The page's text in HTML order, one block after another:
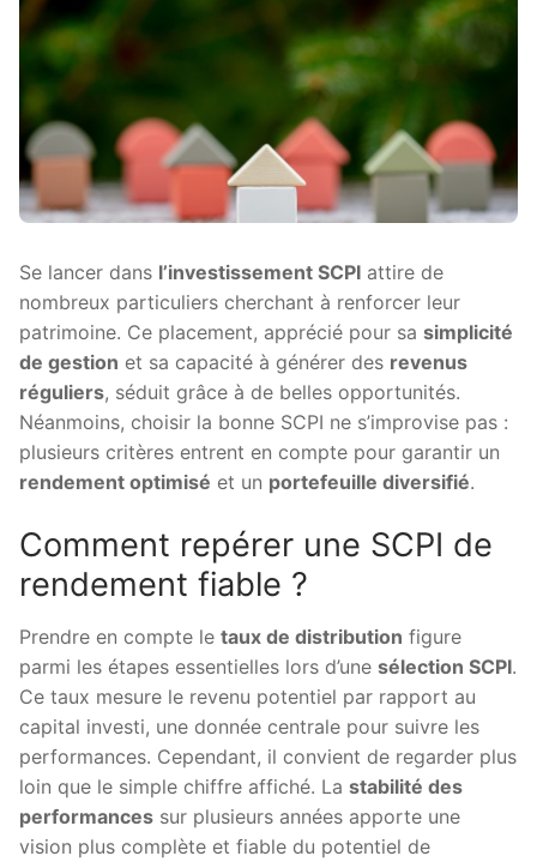
Se lancer dans l’investissement SCPI attire de
nombreux particuliers cherchant à renforcer leur
patrimoine. Ce placement, apprécié pour sa simplicité
de gestion et sa capacité à générer des revenus
réguliers, séduit grâce à de belles opportunités.
Néanmoins, choisir la bonne SCPI ne s’improvise pas :
plusieurs critères entrent en compte pour garantir un
rendement optimisé et un portefeuille diversifié.
Comment repérer une SCPI de
rendement fiable ?
Prendre en compte le taux de distribution figure
parmi les étapes essentielles lors d’une sélection SCPI.
Ce taux mesure le revenu potentiel par rapport au
capital investi, une donnée centrale pour suivre les
performances. Cependant, il convient de regarder plus
loin que le simple chiffre affiché. La stabilité des
performances sur plusieurs années apporte une
vision plus complète et fiable du potentiel de